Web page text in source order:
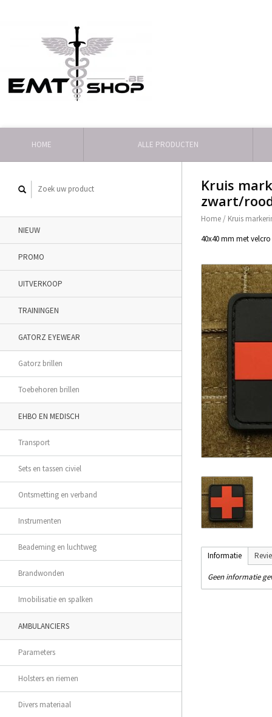
HOME ALLE PRODUCTEN
NIEUW
PROMO
UITVERKOOP
TRAININGEN
GATORZ EYEWEAR
Gatorz brillen
Toebehoren brillen
EHBO EN MEDISCH
Transport
Sets en tassen civiel
Ontsmetting en verband
Instrumenten
Beademing en luchtweg
Brandwonden
Imobilisatie en spalken
AMBULANCIERS
Parameters
Holsters en riemen
Divers materiaal
Kruis
zwart/
Home / Kruis
40x40 mm met
Informatie
Geen informatie